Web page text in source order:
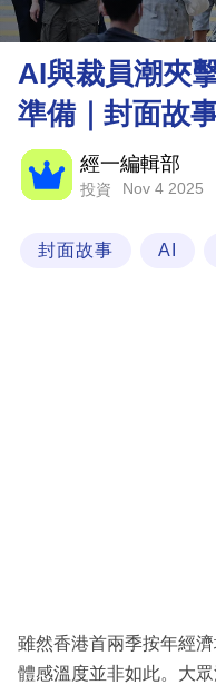
市
理
財
商
業
科
區
AI與裁員潮夾
準備｜封面故
經一編輯部
投資 Nov 4 2025
封面故事 AI
雖然香港首兩季按年經
體感溫度並非如此。大